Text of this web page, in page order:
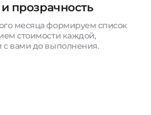
прозрачность
месяца формируем список
стоимости каждой,
с вами до выполнения.